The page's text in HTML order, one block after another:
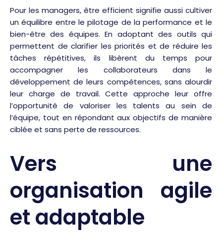
Pour les managers, être efficient signifie aussi cultiver
un équilibre entre le pilotage de la performance et le
bien-être des équipes. En adoptant des outils qui
permettent de clarifier les priorités et de réduire les
tâches répétitives, ils libèrent du temps pour
accompagner les collaborateurs dans le
développement de leurs compétences, sans alourdir
leur charge de travail. Cette approche leur offre
l’opportunité de valoriser les talents au sein de
l’équipe, tout en répondant aux objectifs de manière
ciblée et sans perte de ressources.
Vers une
organisation agile
et adaptable